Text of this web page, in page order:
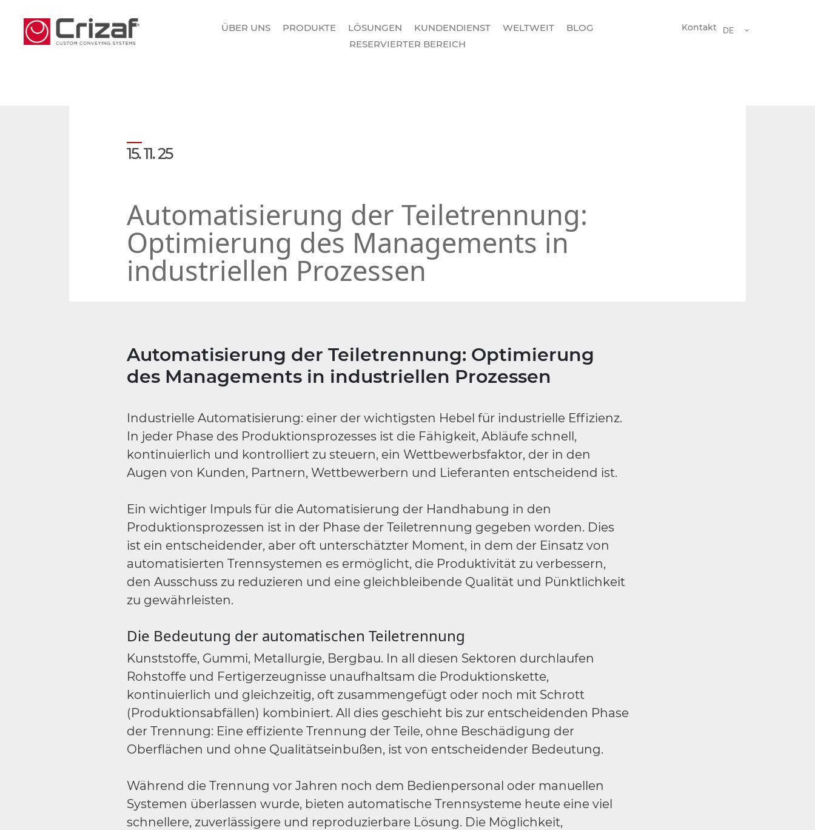
ÜBER UNS PRODUKTE LÖSUNGEN KUNDENDIENST WELTWEIT
BLOG
RESERVIERTER BEREICH
Kontakt DE
15. 11. 25
Automatisierung der Teiletrennung:
Optimierung des Managements in
industriellen Prozessen
Automatisierung der Teiletrennung: Optimierung
des Managements in industriellen Prozessen
Industrielle Automatisierung: einer der wichtigsten Hebel für industrielle Effizienz.
In jeder Phase des Produktionsprozesses ist die Fähigkeit, Abläufe schnell,
kontinuierlich und kontrolliert zu steuern, ein Wettbewerbsfaktor, der in den
Augen von Kunden, Partnern, Wettbewerbern und Lieferanten entscheidend ist.
Ein wichtiger Impuls für die Automatisierung der Handhabung in den
Produktionsprozessen ist in der Phase der Teiletrennung gegeben worden. Dies
ist ein entscheidender, aber oft unterschätzter Moment, in dem der Einsatz von
automatisierten Trennsystemen es ermöglicht, die Produktivität zu verbessern,
den Ausschuss zu reduzieren und eine gleichbleibende Qualität und Pünktlichkeit
zu gewährleisten.
Die Bedeutung der automatischen Teiletrennung
Kunststoffe, Gummi, Metallurgie, Bergbau. In all diesen Sektoren durchlaufen
Rohstoffe und Fertigerzeugnisse unaufhaltsam die Produktionskette,
kontinuierlich und gleichzeitig, oft zusammengefügt oder noch mit Schrott
(Produktionsabfällen) kombiniert. All dies geschieht bis zur entscheidenden Phase
der Trennung: Eine effiziente Trennung der Teile, ohne Beschädigung der
Oberflächen und ohne Qualitätseinbußen, ist von entscheidender Bedeutung.
Während die Trennung vor Jahren noch dem Bedienpersonal oder manuellen
Systemen überlassen wurde, bieten automatische Trennsysteme heute eine viel
schnellere, zuverlässigere und reproduzierbare Lösung. Die Möglichkeit,